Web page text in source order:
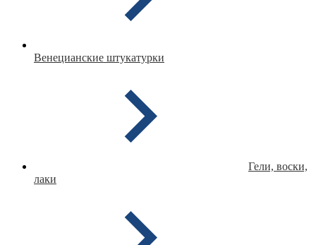
Венецианские штукатурки
Гели, воски,
лаки